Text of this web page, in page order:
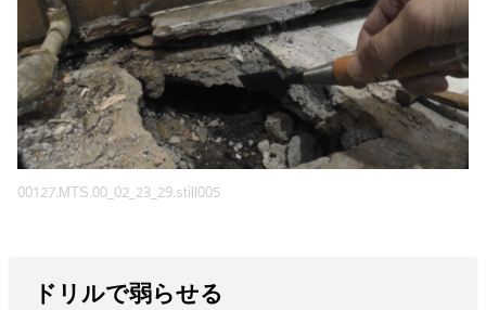
00127.MTS.00_02_23_29.still005
ドリルで弱らせる